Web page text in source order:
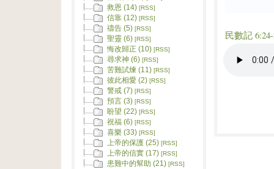
民數記
救恩 (14) [RSS]
信靠 (12) [RSS]
禱告 (5) [RSS]
聖靈 (6) [RSS]
悔改歸正 (10) [RSS]
尋求神 (6) [RSS]
苦難試煉 (11) [RSS]
彼此相愛 (2) [RSS]
警戒 (7) [RSS]
預言 (3) [RSS]
盼望 (22) [RSS]
祝福 (6) [RSS]
喜樂 (33) [RSS]
上帝的保護 (25) [RSS]
上帝的信實 (17) [RSS]
患難中的幫助 (21) [RSS]